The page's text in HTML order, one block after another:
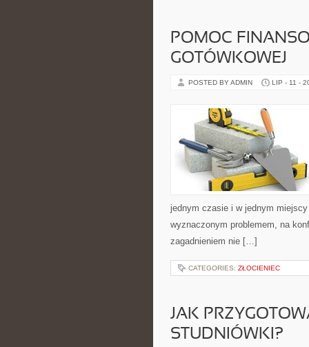
POMOC
GOTÓWKOWEJ
POSTED BY ADMIN LIP - 11 -
jednym czasie i w jednym
wyznaczonym problemem, na
zagadnieniem nie […]
CATEGORIES: ZŁOCIENIEC
JAK
STUDNIÓWKI?